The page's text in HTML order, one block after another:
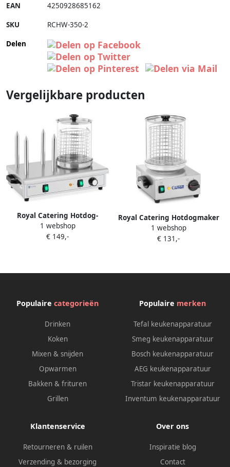
EAN 4250928685162
SKU RCHW-350-2
Delen
Vergelijkbare producten
Royal Catering Hotdog-
maker 550 W 4 verwarmde
spiesjes
1 webshop
€ 149,-
Royal Catering Hotdogmaker
800 W tot 40 hotdogs
1 webshop
€ 131,-
Populaire categorieën
Drinken
Koken
Mixen & snijden
Opwarmen
Bakken & frituren
Grillen
Populaire merken
Tefal keukenapparatuur
Smeg keukenapparatuur
Bosch keukenapparatuur
AEG keukenapparatuur
Tristar keukenapparatuur
Inventum keukenapparatuur
Klantenservice
Retourneren & ruilen
Verzending & bezorging
Over ons
Inspiratie blog
Contact